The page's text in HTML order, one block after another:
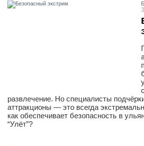
развлечение. Но специалисты
аттракционы — это всегда
как обеспечивает безопасность в
“Улёт”?